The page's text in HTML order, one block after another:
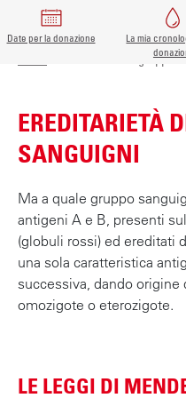
Date per la donazione
La mia
MAIN
BRICIOLE DI PANE
Ereditarietà dei gruppi
EREDITARIETÀ
SANGUIGNI
Ma a quale gruppo
antigeni A e B, presenti
(globuli rossi) ed ereditati
una sola caratteristica
successiva, dando
omozigote o eterozigote.
LE LEGGI DI